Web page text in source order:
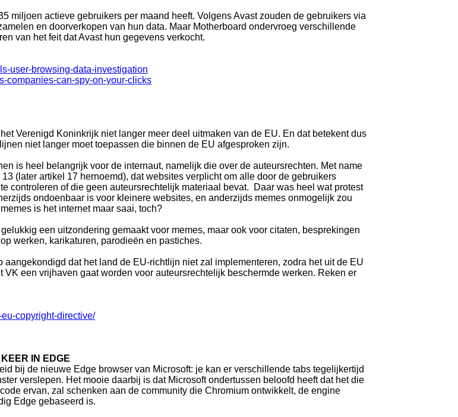
miljoen actieve gebruikers per maand heeft. Volgens Avast zouden de gebruikers via
en doorverkopen van hun data. Maar Motherboard ondervroeg verschillende
van het feit dat Avast hun gegevens verkocht.
user-browsing-data-investigation
companies-can-spy-on-your-clicks
Verenigd Koninkrijk niet langer meer deel uitmaken van de EU. En dat betekent dus
niet langer moet toepassen die binnen de EU afgesproken zijn.
is heel belangrijk voor de internaut, namelijk die over de auteursrechten. Met name
13 (later artikel 17 hernoemd), dat websites verplicht om alle door de gebruikers
controleren of die geen auteursrechtelijk materiaal bevat. Daar was heel wat protest
ondoenbaar is voor kleinere websites, en anderzijds memes onmogelijk zou
is het internet maar saai, toch?
een uitzondering gemaakt voor memes, maar ook voor citaten, besprekingen
werken, karikaturen, parodieën en pastiches.
dat het land de EU-richtlijn niet zal implementeren, zodra het uit de EU
een vrijhaven gaat worden voor auteursrechtelijk beschermde werken. Reken er
copyright-directive/
IN EDGE
bij de nieuwe Edge browser van Microsoft: je kan er verschillende tabs tegelijkertijd
verslepen. Het mooie daarbij is dat Microsoft ondertussen beloofd heeft dat het die
ervan, zal schenken aan de community die Chromium ontwikkelt, de engine
Edge gebaseerd is.